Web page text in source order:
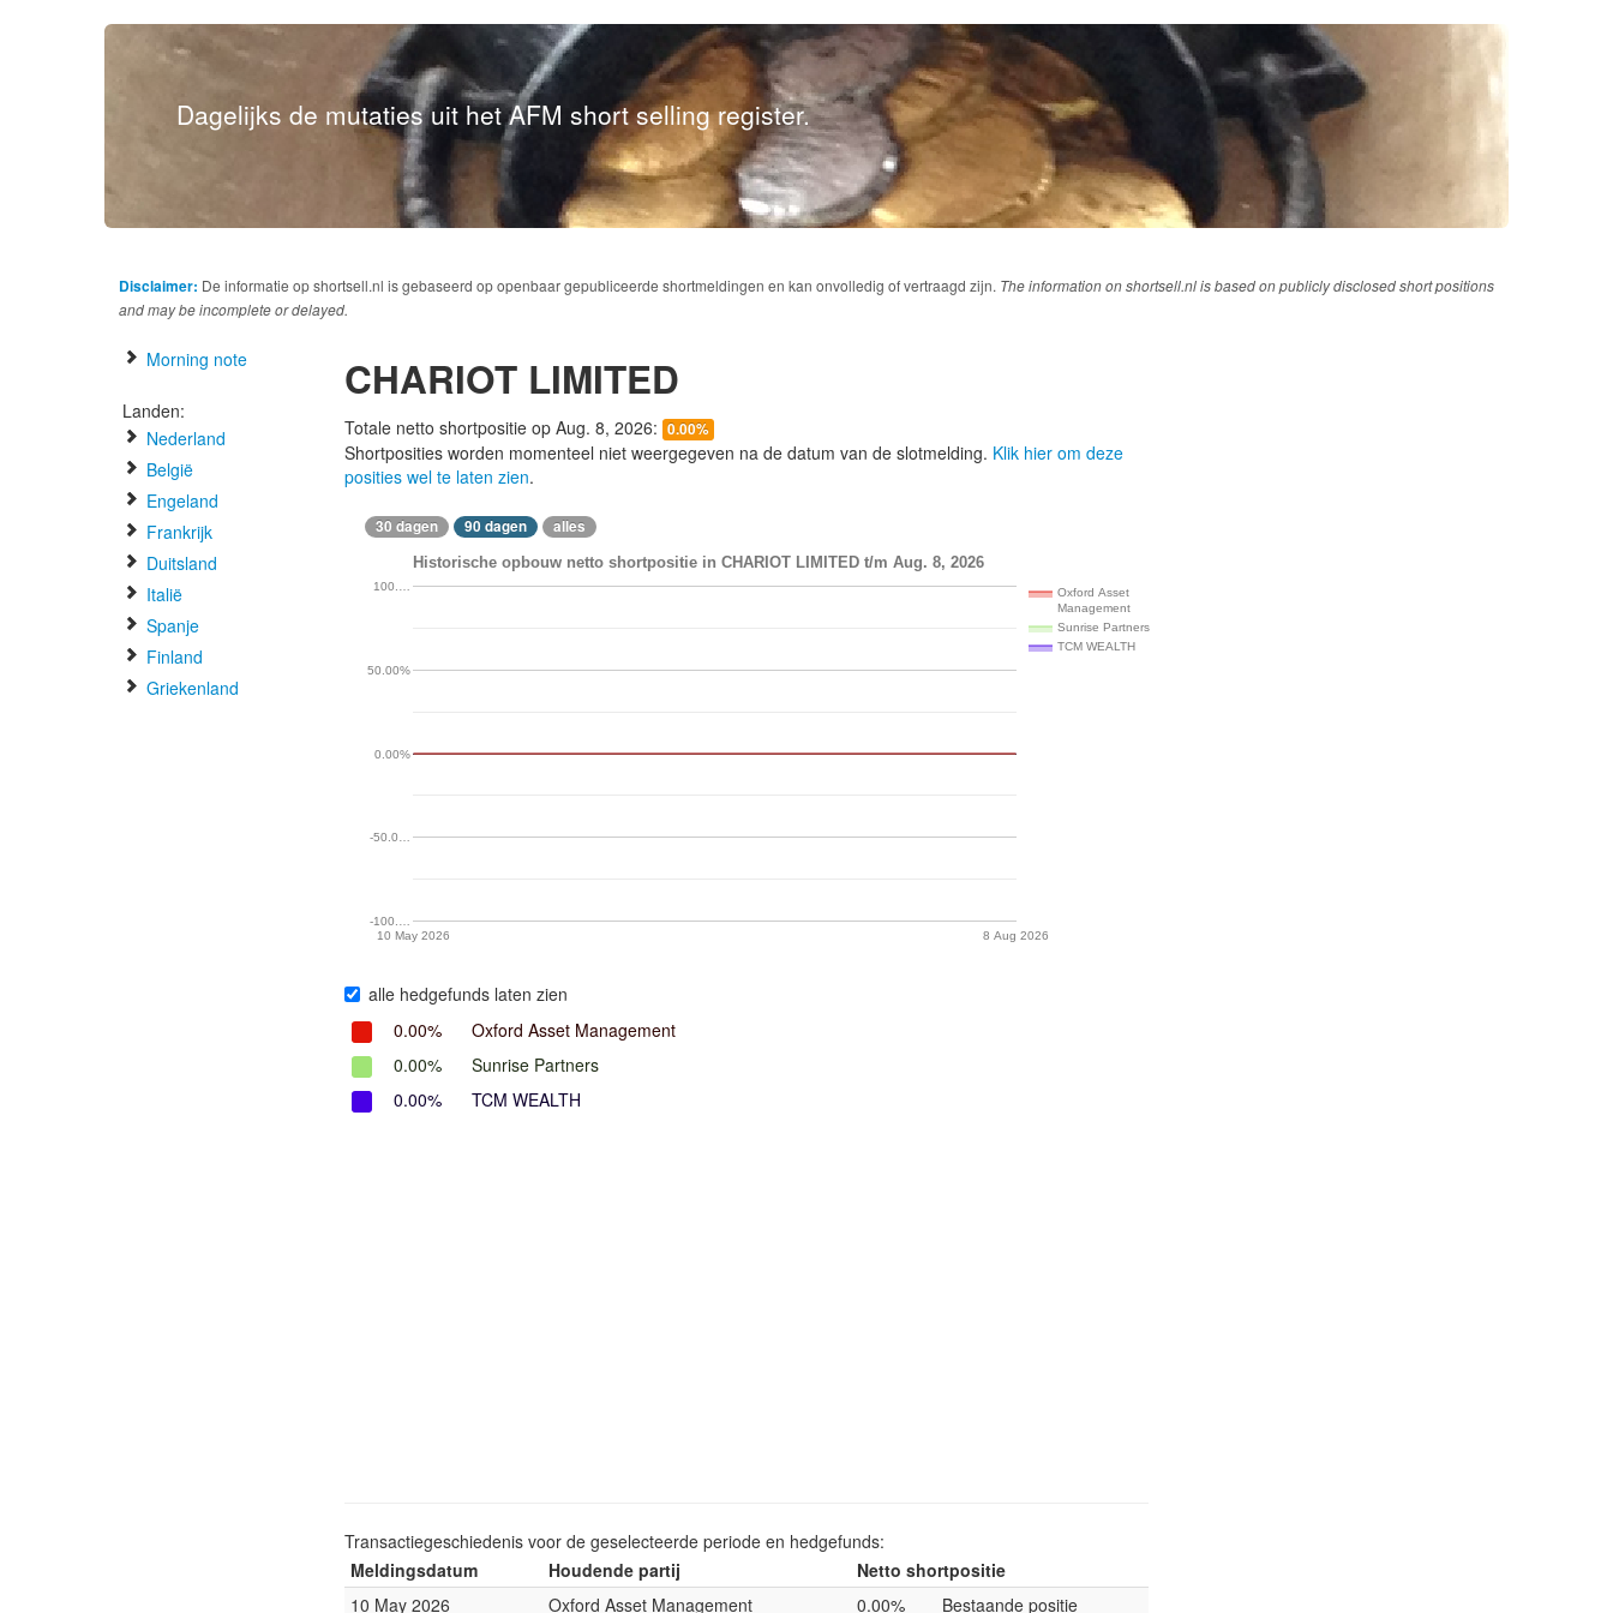
Dagelijks de mutaties uit het AFM short selling register.
Disclaimer: De informatie op shortsell.nl is gebaseerd op openbaar gepubliceerde shortmeldingen en kan onvolledig of vertraagd zijn. The information on shortsell.nl is based on publicly disclosed short positions
and may be incomplete or delayed.
Morning note
Landen:
Nederland
België
Engeland
Frankrijk
Duitsland
Italië
Spanje
Finland
Griekenland
CHARIOT LIMITED
Totale netto shortpositie op Aug. 8, 2026: 0.00%
Shortposities worden momenteel niet weergegeven na de datum van de slotmelding. Klik hier om deze
posities wel te laten zien.
30 dagen 90 dagen alles
Historische opbouw netto shortpositie in CHARIOT LIMITED t/m Aug. 8, 2026
Oxford Asset
Management
Sunrise Partners
TCM WEALTH
10 May 2026 8 Aug 2026
-100.…
-50.0…
0.00%
50.00%
100.…
alle hedgefunds laten zien
0.00%
Oxford Asset Management
0.00%
Sunrise Partners
0.00%
TCM WEALTH
Transactiegeschiedenis voor de geselecteerde periode en hedgefunds:
Meldingsdatum
Houdende partij
Netto shortpositie
10 May 2026
Oxford Asset Management 0.00% Bestaande positie